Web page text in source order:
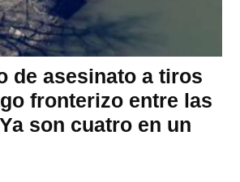
de asesinato a tiros
fronterizo entre las
son cuatro en un